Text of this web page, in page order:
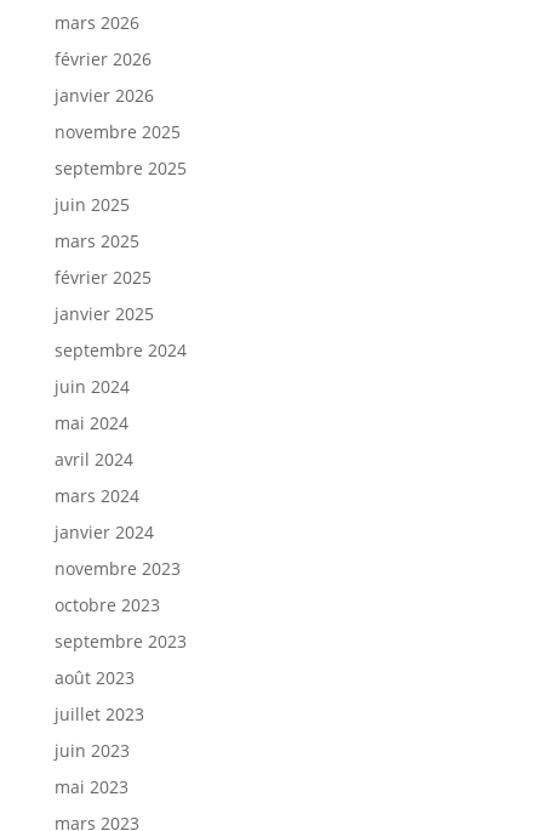
mars 2026
février 2026
janvier 2026
novembre 2025
septembre 2025
juin 2025
mars 2025
février 2025
janvier 2025
septembre 2024
juin 2024
mai 2024
avril 2024
mars 2024
janvier 2024
novembre 2023
octobre 2023
septembre 2023
août 2023
juillet 2023
juin 2023
mai 2023
mars 2023